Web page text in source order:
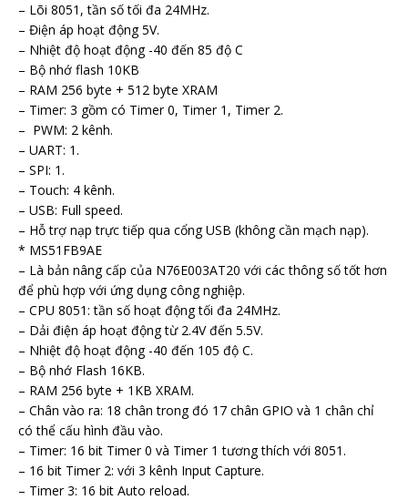
– Lõi 8051, tần số tối đa 24MHz.
– Điện áp hoạt động 5V.
– Nhiệt độ hoạt động -40 đến 85 độ C
– Bộ nhớ flash 10KB
– RAM 256 byte + 512 byte XRAM
– Timer: 3 gồm có Timer 0, Timer 1, Timer 2.
– PWM: 2 kênh.
– UART: 1.
– SPI: 1.
– Touch: 4 kênh.
– USB: Full speed.
– Hỗ trợ nạp trực tiếp qua cổng USB (không cần mạch nạp).
* MS51FB9AE
– Là bản nâng cấp của N76E003AT20 với các thông số tốt hơn
để phù hợp với ứng dụng công nghiệp.
– CPU 8051: tần số hoạt động tối đa 24MHz.
– Dải điện áp hoạt động từ 2.4V đến 5.5V.
– Nhiệt độ hoạt động -40 đến 105 độ C.
– Bộ nhớ Flash 16KB.
– RAM 256 byte + 1KB XRAM.
– Chân vào ra: 18 chân trong đó 17 chân GPIO và 1 chân chỉ
có thể cấu hình đầu vào.
– Timer: 16 bit Timer 0 và Timer 1 tương thích với 8051.
– 16 bit Timer 2: với 3 kênh Input Capture.
– Timer 3: 16 bit Auto reload.